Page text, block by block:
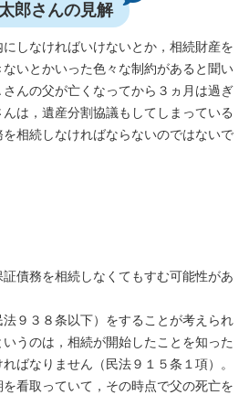
郎さんの見解
しなければいけないとか，相続財産を
いとかいった色々な制約があると聞い
んの父が亡くなってから３ヵ月は過ぎ
は，遺産分割協議もしてしまっている
相続しなければならないのではないで
債務を相続しなくてもすむ可能性があ
９３８条以下）をすることが考えられ
うのは，相続が開始したことを知った
ばなりません（民法９１５条１項）。
看取っていて，その時点で父の死亡を